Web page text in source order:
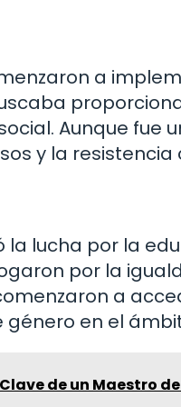
a
Aunque fue
y la resistencia
lucha por la
por la
a
en el
de un Maestro de